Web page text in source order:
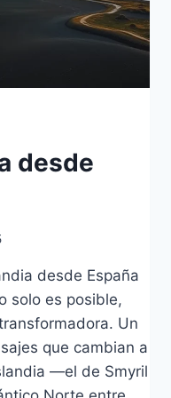
desde
desde España
solo es posible,
Un
que cambian a
—el de Smyril